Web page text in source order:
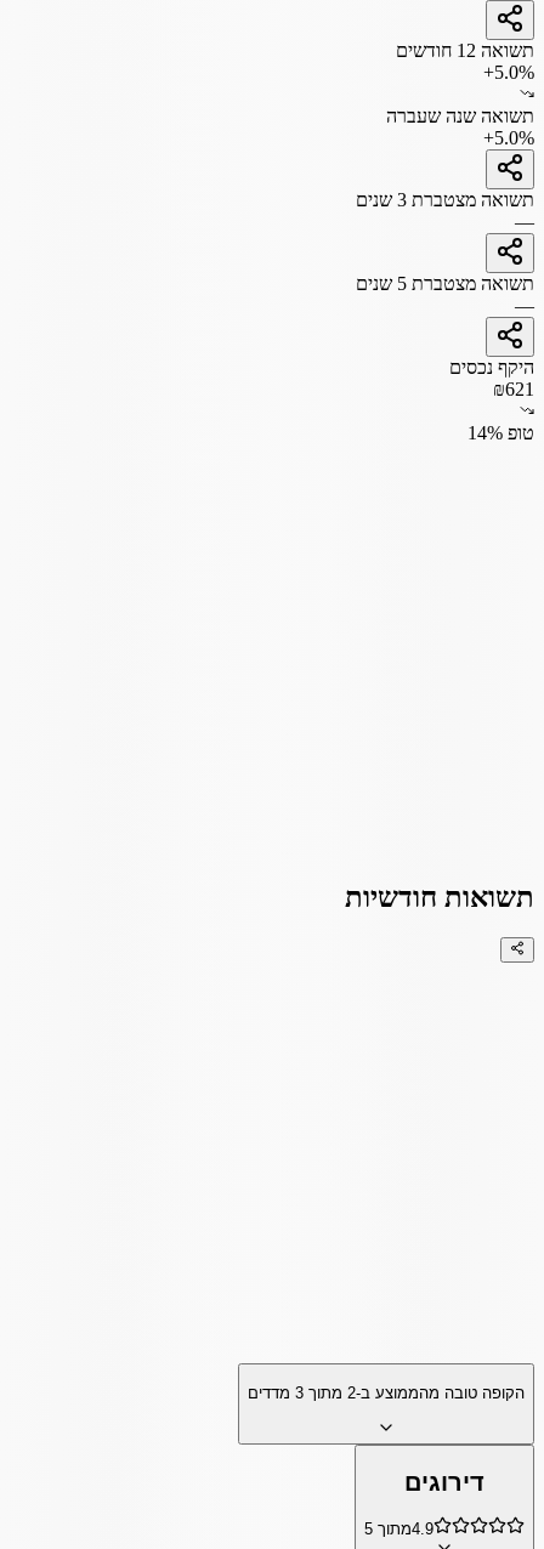
תשואה 12 חודשים
+5.0%
תשואה שנה שעברה
+5.0%
תשואה מצטברת 3 שנים
—
תשואה מצטברת 5 שנים
—
היקף נכסים
₪621
טופ 14%
תשואות חודשיות
הקופה טובה מהממוצע ב-2 מתוך 3 מדדים
דירוגים
4.9מתוך 5